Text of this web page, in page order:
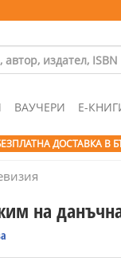
ВАУЧЕРИ Е-
ДОСТАВКА В
на